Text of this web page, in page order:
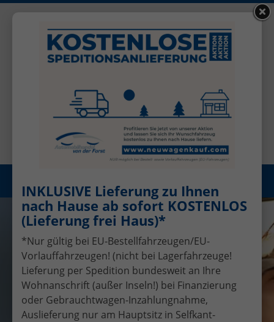
Öffnungszeiten: Mo - Fr 08.00 - 17.00
Registrieren
INKLUSIVE Lieferung zu Ihnen
nach Hause ab sofort KOSTENLOS
(Lieferung frei Haus)*
*Nur gültig bei EU-Bestellfahrzeugen/EU-
Vorlauffahrzeugen! (nicht bei Lagerfahrzeuge!
Lieferung per Spedition bundesweit an Ihre
Wohnanschrift (außer Inseln!) bei Finanzierung
oder Gebrauchtwagen-Inzahlungnahme,
Auslieferung nur am Hauptsitz in Selfkant-